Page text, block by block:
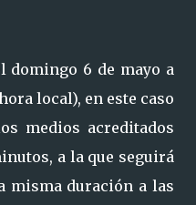
domingo 6 de mayo a
local), en este caso
medios acreditados
a la que seguirá
misma duración a las